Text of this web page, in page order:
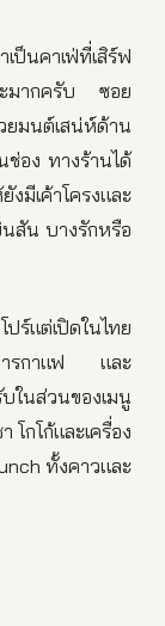
ป็นคาเฟ่ที่เสิร์ฟ
ะมากครับ ซอย
ต์เสน่ห์ด้าน
อง ทางร้านได้
มีเค้าโครงและ
นสัน บางรักหรือ
ร์แต่เปิดในไทย
ารกาแฟ และ
ในส่วนของเมนู
กโก้และเครื่อง
ทั้งคาวและ